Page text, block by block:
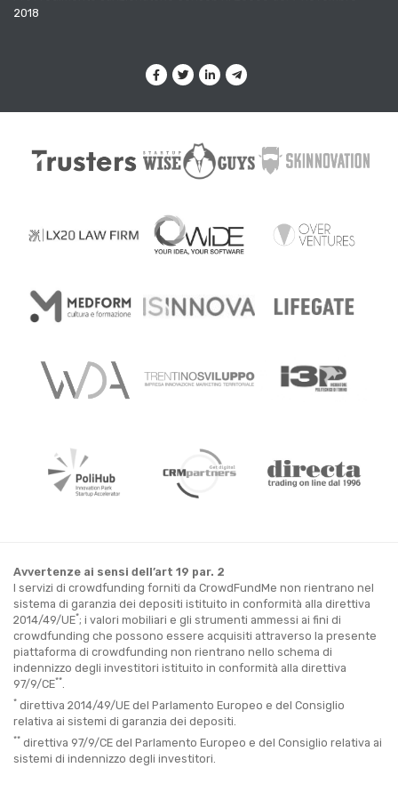
2018
Avvertenze ai sensi dell’art 19 par. 2
I servizi di crowdfunding forniti da CrowdFundMe non rientrano nel
sistema di garanzia dei depositi istituito in conformità alla direttiva
2014/49/UE*; i valori mobiliari e gli strumenti ammessi ai fini di
crowdfunding che possono essere acquisiti attraverso la presente
piattaforma di crowdfunding non rientrano nello schema di
indennizzo degli investitori istituito in conformità alla direttiva
97/9/CE**
* direttiva 2014/49/UE del Parlamento Europeo e del Consiglio
relativa ai sistemi di garanzia dei depositi.
** direttiva 97/9/CE del Parlamento Europeo e del Consiglio relativa ai
sistemi di indennizzo degli investitori.